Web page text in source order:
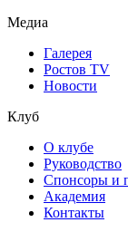
Медиа
Галерея
Ростов TV
Новости
Клуб
О клубе
Руководство
Спонсоры и
Академия
Контакты